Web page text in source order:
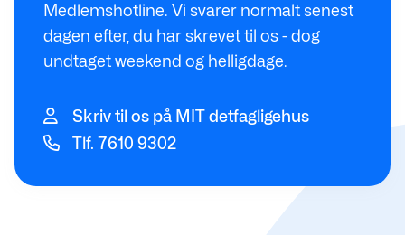
Medlemshotline. Vi svarer normalt senest
dagen efter, du har skrevet til os - dog
undtaget weekend og helligdage.
Skriv til os på MIT detfagligehus
Tlf. 7610 9302